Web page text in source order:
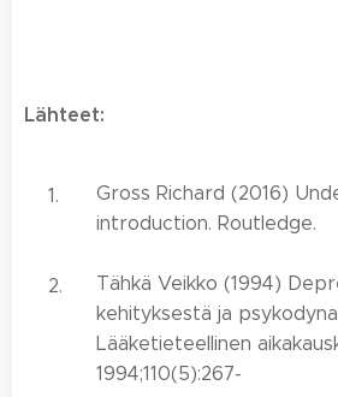
Lähteet:
Gross Richard (2016)
introduction. Routledge.
Tähkä Veikko (1994)
kehityksestä ja
Lääketieteellinen
1994;110(5):267-